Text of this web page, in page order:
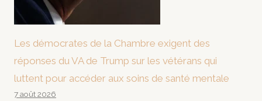
Les démocrates de la Chambre exigent des
réponses du VA de Trump sur les vétérans qui
luttent pour accéder aux soins de santé mentale
7 août 2026